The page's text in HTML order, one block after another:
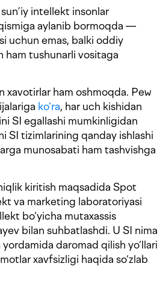
intellekt insonlar
aylanib bormoqda —
uchun emas, balki oddiy
ham tushunarli vositaga
xavotirlar ham oshmoqda. Pew
ko‘ra, har uch kishidan
SI egallashi mumkinligidan
SI tizimlarining qanday ishlashi
munosabati ham tashvishga
kiritish maqsadida Spot
va marketing laboratoriyasi
bo‘yicha mutaxassis
bilan suhbatlashdi. U SI nima
daromad qilish yo‘llari
xavfsizligi haqida so‘zlab